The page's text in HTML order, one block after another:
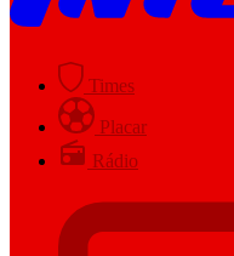
Times
Placar
Rádio